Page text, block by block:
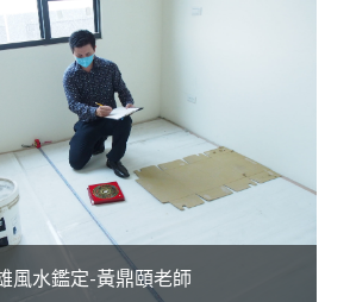
風水鑑定-黃鼎頤老師